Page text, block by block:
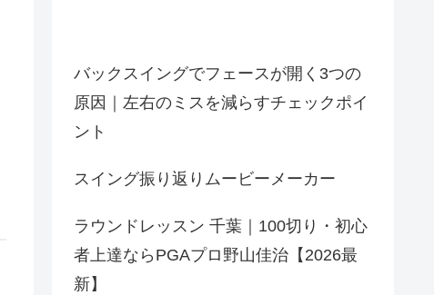
バックスイングでフェースが開く3つの
原因｜左右のミスを減らすチェックポイ
ント
スイング振り返りムービーメーカー
ラウンドレッスン 千葉｜100切り・初心
者上達ならPGAプロ野山佳治【2026最
新】